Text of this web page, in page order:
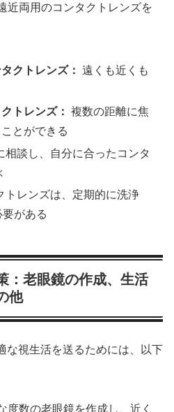
近両用のコンタクトレンズを
クトレンズ： 遠くも近くも
トレンズ： 複数の距離に焦
とができる
相談し、自分に合ったコンタ
トレンズは、定期的に洗浄
がある
：老眼鏡の作成、生活
他
な視生活を送るためには、以下
度数の老眼鏡を作成し、近く